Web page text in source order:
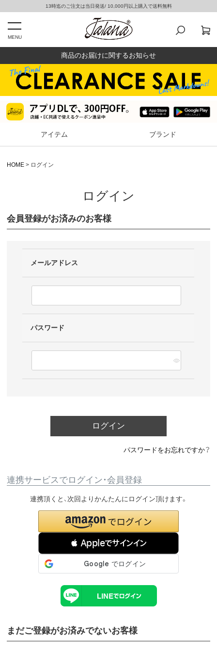
13時迄のご注文は当日発送/ 10,000円以上購入で送料無料
MENU
商品のお届けに関するお知らせ
アイテム ブランド
HOME ログイン
ログイン
会員登録がお済みのお客様
メールアドレス
パスワード
ログイン
パスワードをお忘れですか？
連携サービスでログイン・会員登録
 Appleでサインイン
連携頂くと、次回よりかんたんにログイン頂けます。
まだご登録がお済みでないお客様